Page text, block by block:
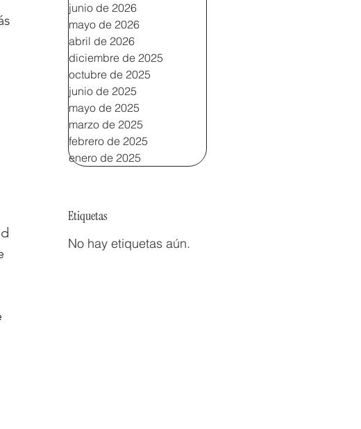
junio de 2026
mayo de 2026
abril de 2026
diciembre de 2025
octubre de 2025
junio de 2025
mayo de 2025
marzo de 2025
febrero de 2025
enero de 2025
Etiquetas
No hay etiquetas aún.